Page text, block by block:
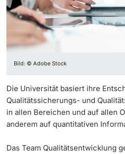
weitere Informationen
Fördernde &
Teaching Excellence
Qualitätskultur
Kommissionen
LearnTechNet
Strategie Digitalisierung in
Weiterbildung
Universität
Bild: © Adobe Stock
Die Universität basiert ihre
Qualitätssicherungs- und
in allen Bereichen und auf allen
anderem auf quantitativen
Das Team Qualitätsentwicklung